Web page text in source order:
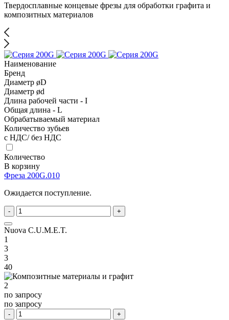
Твердосплавные концевые фрезы для обработки графита и
композитных материалов
Наименование
Бренд
Диаметр øD
Диаметр ød
Длина рабочей части - I
Общая длина - L
Обрабатываемый материал
Количество зубьев
с НДС/ без НДС
Количество
В корзину
Фреза 200G.010
Ожидается поступление.
- +
Nuova C.U.M.E.T.
1
3
3
40
2
по запросу
по запросу
- +